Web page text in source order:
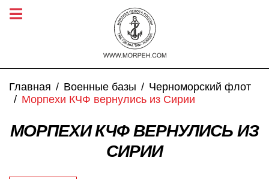
Главная Военные базы
Черноморский флот
Морпехи КЧФ вернулись из Сирии
МОРПЕХИ КЧФ ВЕРНУЛИСЬ ИЗ
СИРИИ